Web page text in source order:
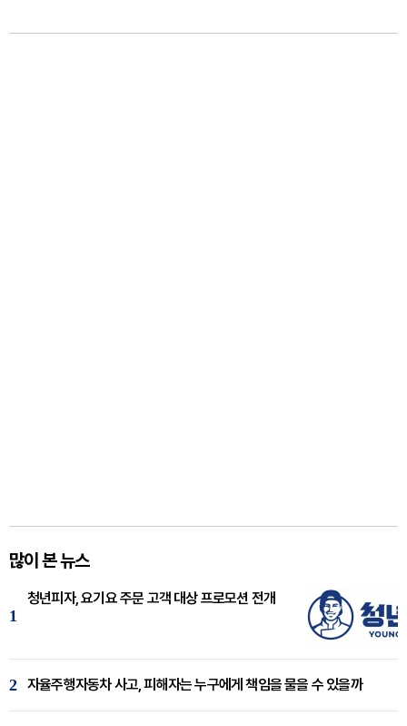
많이 본 뉴스
1
청년피자, 요기요 주문 고객 대상 프로모션 전개
2 자율주행자동차 사고, 피해자는 누구에게 책임을 물을 수 있을까